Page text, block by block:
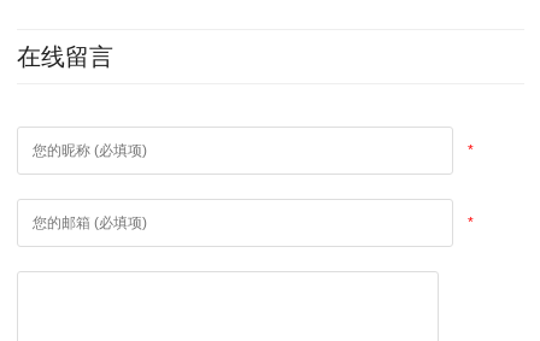
在线留言
*
*